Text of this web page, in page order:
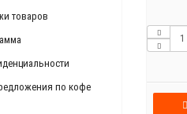
товаров
по кофе